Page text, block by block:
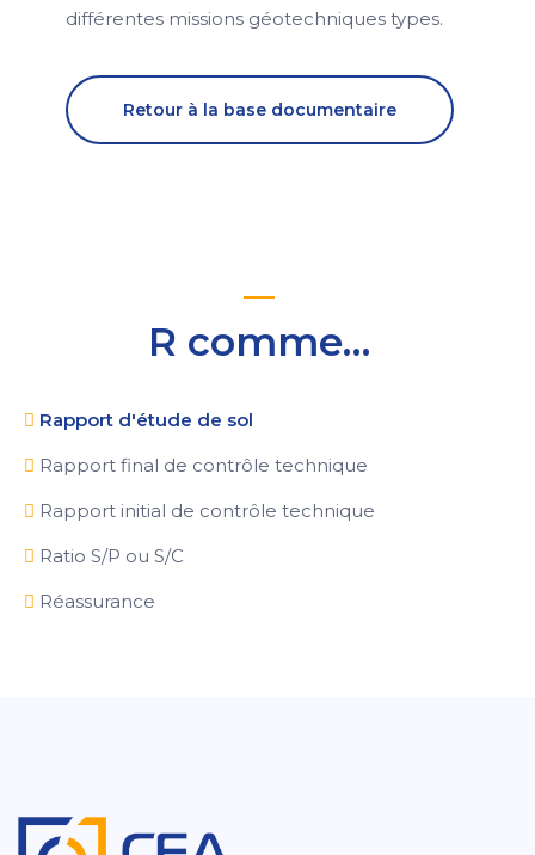
différentes missions géotechniques types.
Retour à la base documentaire
R comme…
Rapport d'étude de sol
Rapport final de contrôle technique
Rapport initial de contrôle technique
Ratio S/P ou S/C
Réassurance